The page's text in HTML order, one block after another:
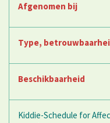
Afgenomen bij
Type,
Beschikbaarheid
Kiddie-Schedule for